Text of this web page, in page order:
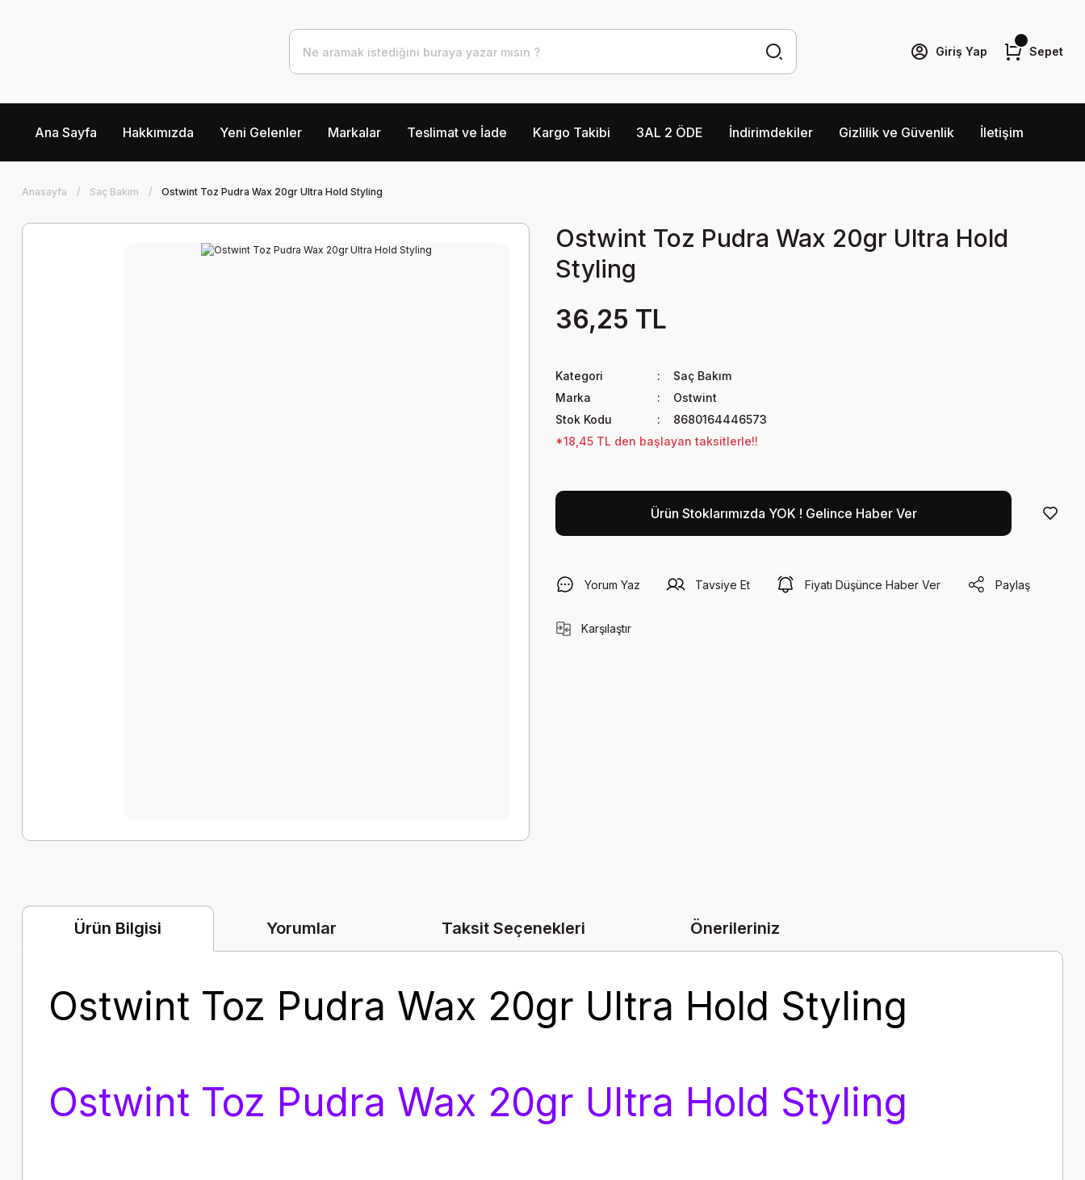
Giriş Yap Sepet
Ana Sayfa Hakkımızda Yeni Gelenler Markalar Teslimat ve İade Kargo Takibi 3AL 2 ÖDE İndirimdekiler Gizlilik ve Güvenlik İletişim
Anasayfa Saç Bakım Ostwint Toz Pudra Wax 20gr Ultra Hold Styling
Ostwint Toz Pudra Wax 20gr Ultra Hold
Styling
36,25 TL
Kategori
Saç Bakım
Marka
Ostwint
Stok Kodu
8680164446573
*18,45 TL den başlayan taksitlerle!!
Ürün Stoklarımızda YOK ! Gelince Haber Ver
Yorum Yaz Tavsiye Et Fiyatı Düşünce Haber Ver Paylaş
Karşılaştır
Ürün Bilgisi Yorumlar Taksit Seçenekleri Önerileriniz
Ostwint Toz Pudra Wax 20gr Ultra Hold Styling
Ostwint Toz Pudra Wax 20gr Ultra Hold Styling